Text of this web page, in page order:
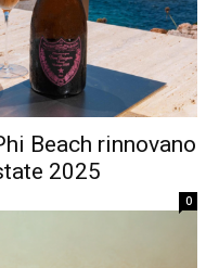
Beach rinnovano
2025
0